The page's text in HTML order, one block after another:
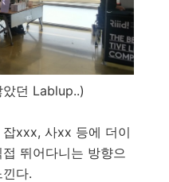
던 Lablup..)
xxx, 사xx 등에 더이
뛰어다니는 방향으
다.